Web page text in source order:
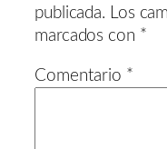
publicada. Los
marcados con *
Comentario *